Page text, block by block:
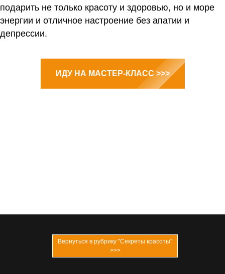
подарить не только красоту и здоровью, но и море
энергии и отличное настроение без апатии и
депрессии.
ИДУ НА МАСТЕР-КЛАСС >>>
Вернуться в рубрику "Секреты красоты"
>>>